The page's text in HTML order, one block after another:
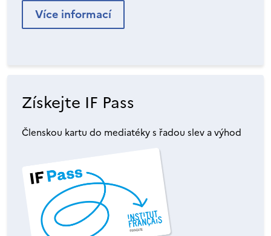
Více informací
Získejte IF Pass
Členskou kartu do mediatéky s řadou slev a výhod